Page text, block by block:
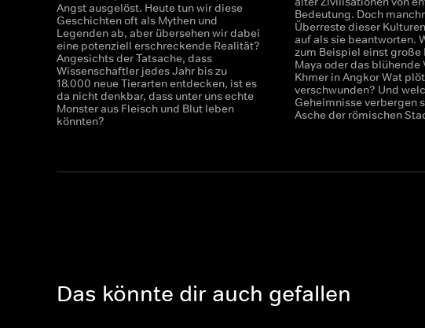
Angst ausgelöst. Heute tun wir diese
Geschichten oft als Mythen und
Legenden ab, aber übersehen wir dabei
eine potenziell erschreckende Realität?
Angesichts der Tatsache, dass
Wissenschaftler jedes Jahr bis zu
18.000 neue Tierarten entdecken, ist es
da nicht denkbar, dass unter uns echte
Monster aus Fleisch und Blut leben
könnten?
Bedeutung. Doch
Überreste dieser
auf als sie beantworten.
zum Beispiel einst große
Maya oder das blühende
Khmer in Angkor Wat
verschwunden? Und
Geheimnisse verbergen
Asche der römischen
Das könnte dir auch gefallen